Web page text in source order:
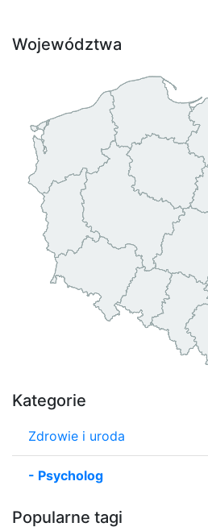
Województwa
Kategorie
Zdrowie i uroda
- Psycholog
Popularne tagi